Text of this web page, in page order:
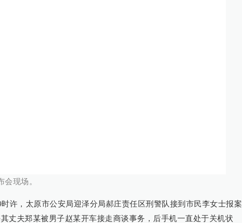
会现场。
时许，太原市公安局迎泽分局郝庄责任区刑警队接到市民李女士报案
丈夫郑某被男子赵某开车接走商谈事务，后手机一直处于关机状